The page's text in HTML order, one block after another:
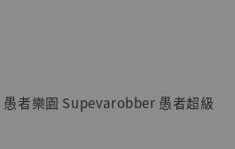
愚者樂園 Supevarobber 愚者超級